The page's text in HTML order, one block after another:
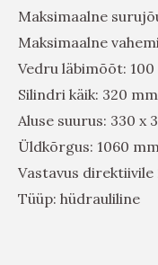
Maksimaalne
Maksimaalne
Vedru läbimõõt: 100
Silindri käik: 320 mm
Aluse suurus: 330 x
Üldkõrgus: 1060 mm
Vastavus
Tüüp: hüdrauliline